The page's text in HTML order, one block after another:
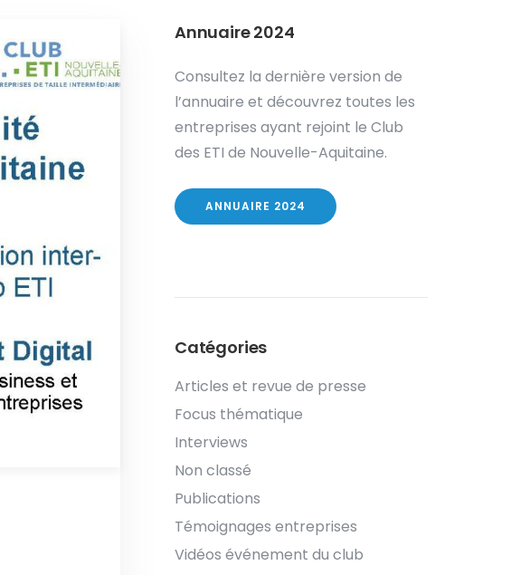
Annuaire 2024
Consultez la dernière version de
l’annuaire et découvrez toutes les
entreprises ayant rejoint le Club
des ETI de Nouvelle-Aquitaine.
ANNUAIRE 2024
Catégories
Articles et revue de presse
Focus thématique
Interviews
Non classé
Publications
Témoignages entreprises
Vidéos événement du club